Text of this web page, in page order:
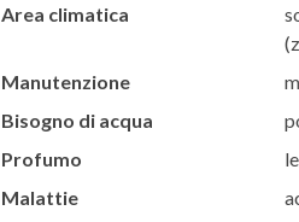
Area climatica
Manutenzione
Bisogno di acqua
Profumo
Malattie